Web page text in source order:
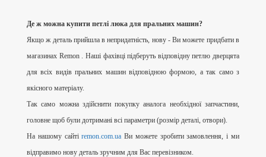
Де ж можна купити петлі люка для пральних машин?
Якщо ж деталь прийшла в непридатність, нову - Ви можете придбати в
магазинах Remon . Наші фахівці підберуть відповідну петлю дверцята
для всіх видів пральних машин відповідною формою, а так само з
якісного матеріалу.
Так само можна здійснити покупку аналога необхідної запчастини,
головне щоб були дотримані всі параметри (розмір деталі, отвори).
На нашому сайтіremon.com.uaВи можете зробити замовлення, і ми
відправимо нову деталь зручним для Вас перевізником.